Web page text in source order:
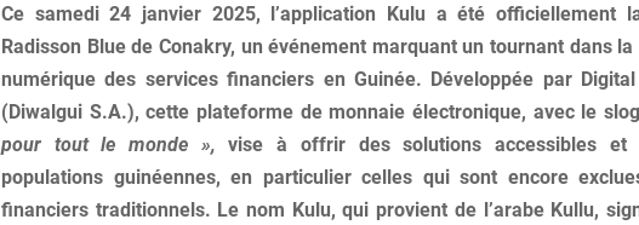
Ce samedi 24 janvier 2025, l’application Kulu a été officiellement
Radisson Blue de Conakry, un événement marquant un tournant dans
numérique des services financiers en Guinée. Développée par
(Diwalgui S.A.), cette plateforme de monnaie électronique, avec le
pour tout le monde », vise à offrir des solutions accessibles et
populations guinéennes, en particulier celles qui sont encore
financiers traditionnels. Le nom Kulu, qui provient de l’arabe Kullu,